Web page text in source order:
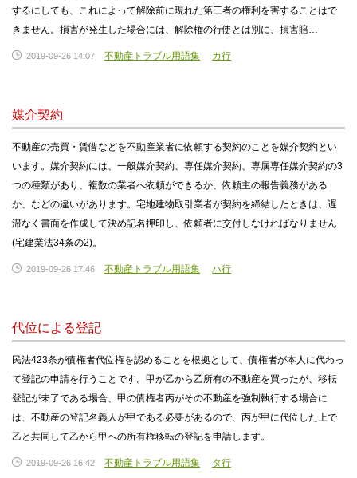
するにしても、これによって解除前に現れた第三者の権利を害することはで
きません。損害が発生した場合には、解除権の行使とは別に、損害賠…
2019-09-26 14:07 不動産トラブル用語集 カ行
媒介契約
不動産の売買・賃借などを不動産業者に依頼する契約のことを媒介契約とい
います。媒介契約には、一般媒介契約、専任媒介契約、専属専任媒介契約の3
つの種類があり、複数の業者へ依頼ができるか、依頼主の報告義務がある
か、などの違いがあります。宅地建物取引業者が契約を締結したときは、遅
滞なく書面を作成して決め記名押印し、依頼者に交付しなければなりません
(宅建業法34条の2)。
2019-09-26 17:46 不動産トラブル用語集 ハ行
代位による登記
民法423条が債権者代位権を認めることを根拠として、債権者が本人に代わっ
て登記の申請を行うことです。甲が乙から乙所有の不動産を買ったが、移転
登記が未了である場合、甲の債権者丙がその不動産を強制執行する場合に
は、不動産の登記名義人が甲である必要があるので、丙が甲に代位した上で
乙と共同して乙から甲への所有権移転の登記を申請します。
2019-09-26 16:42 不動産トラブル用語集 タ行